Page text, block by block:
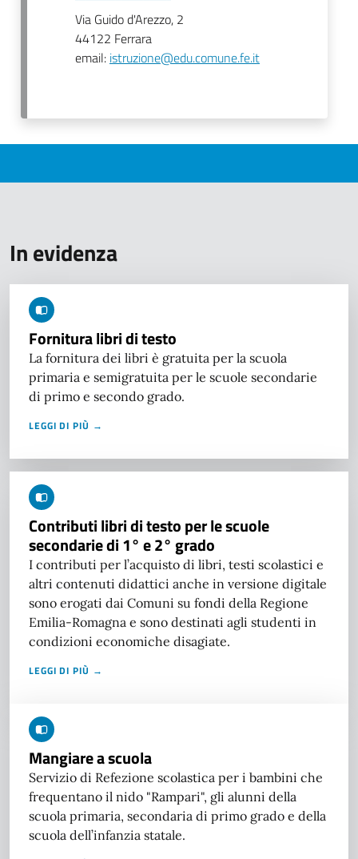
Via Guido d'Arezzo, 2
44122 Ferrara
email: istruzione@edu.comune.fe.it
In evidenza
Fornitura libri di testo
La fornitura dei libri è gratuita per la scuola
primaria e semigratuita per le scuole secondarie
di primo e secondo grado.
LEGGI DI PIÙ →
Contributi libri di testo per le scuole
secondarie di 1° e 2° grado
I contributi per l’acquisto di libri, testi scolastici e
altri contenuti didattici anche in versione digitale
sono erogati dai Comuni su fondi della Regione
Emilia-Romagna e sono destinati agli studenti in
condizioni economiche disagiate.
LEGGI DI PIÙ →
Mangiare a scuola
Servizio di Refezione scolastica per i bambini che
frequentano il nido "Rampari", gli alunni della
scuola primaria, secondaria di primo grado e della
scuola dell’infanzia statale.